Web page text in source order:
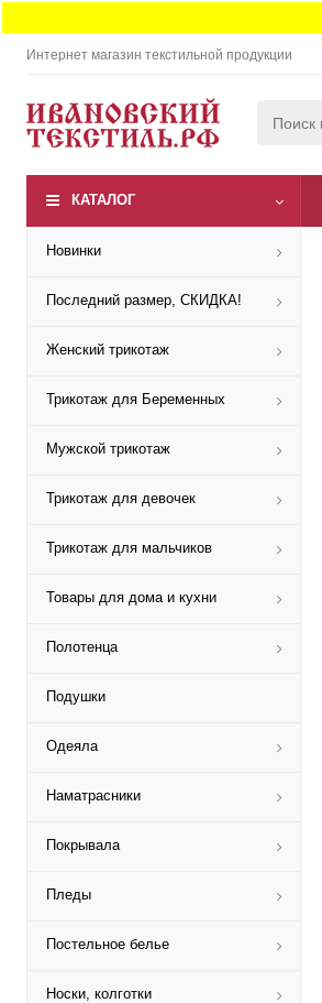
Интернет магазин текстильной продукции
КАТАЛОГ
Новинки
Последний размер, СКИДКА!
Женский трикотаж
Трикотаж для Беременных
Мужской трикотаж
Трикотаж для девочек
Трикотаж для мальчиков
Товары для дома и кухни
Полотенца
Подушки
Одеяла
Наматрасники
Покрывала
Пледы
Постельное белье
Носки, колготки